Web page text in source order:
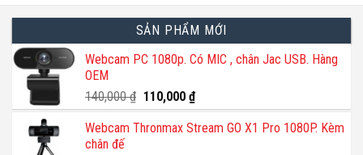
Các
có
SẢN PHẨM MỚI
Webcam PC 1080p. Có MIC , chân Jac USB. Hàng
OEM
140,000₫ Giá
gốc
là:
110,000 ₫Giá
hiện
tại
Webcam Thronmax Stream GO X1 Pro 1080P. Kèm
chân đế